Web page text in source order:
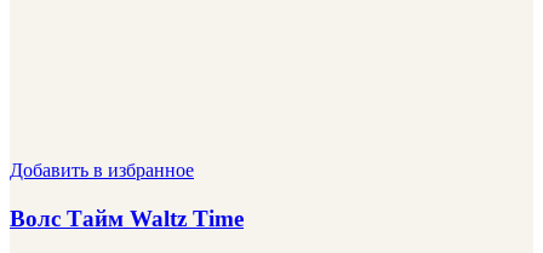
Добавить в избранное
Волс Тайм Waltz Time